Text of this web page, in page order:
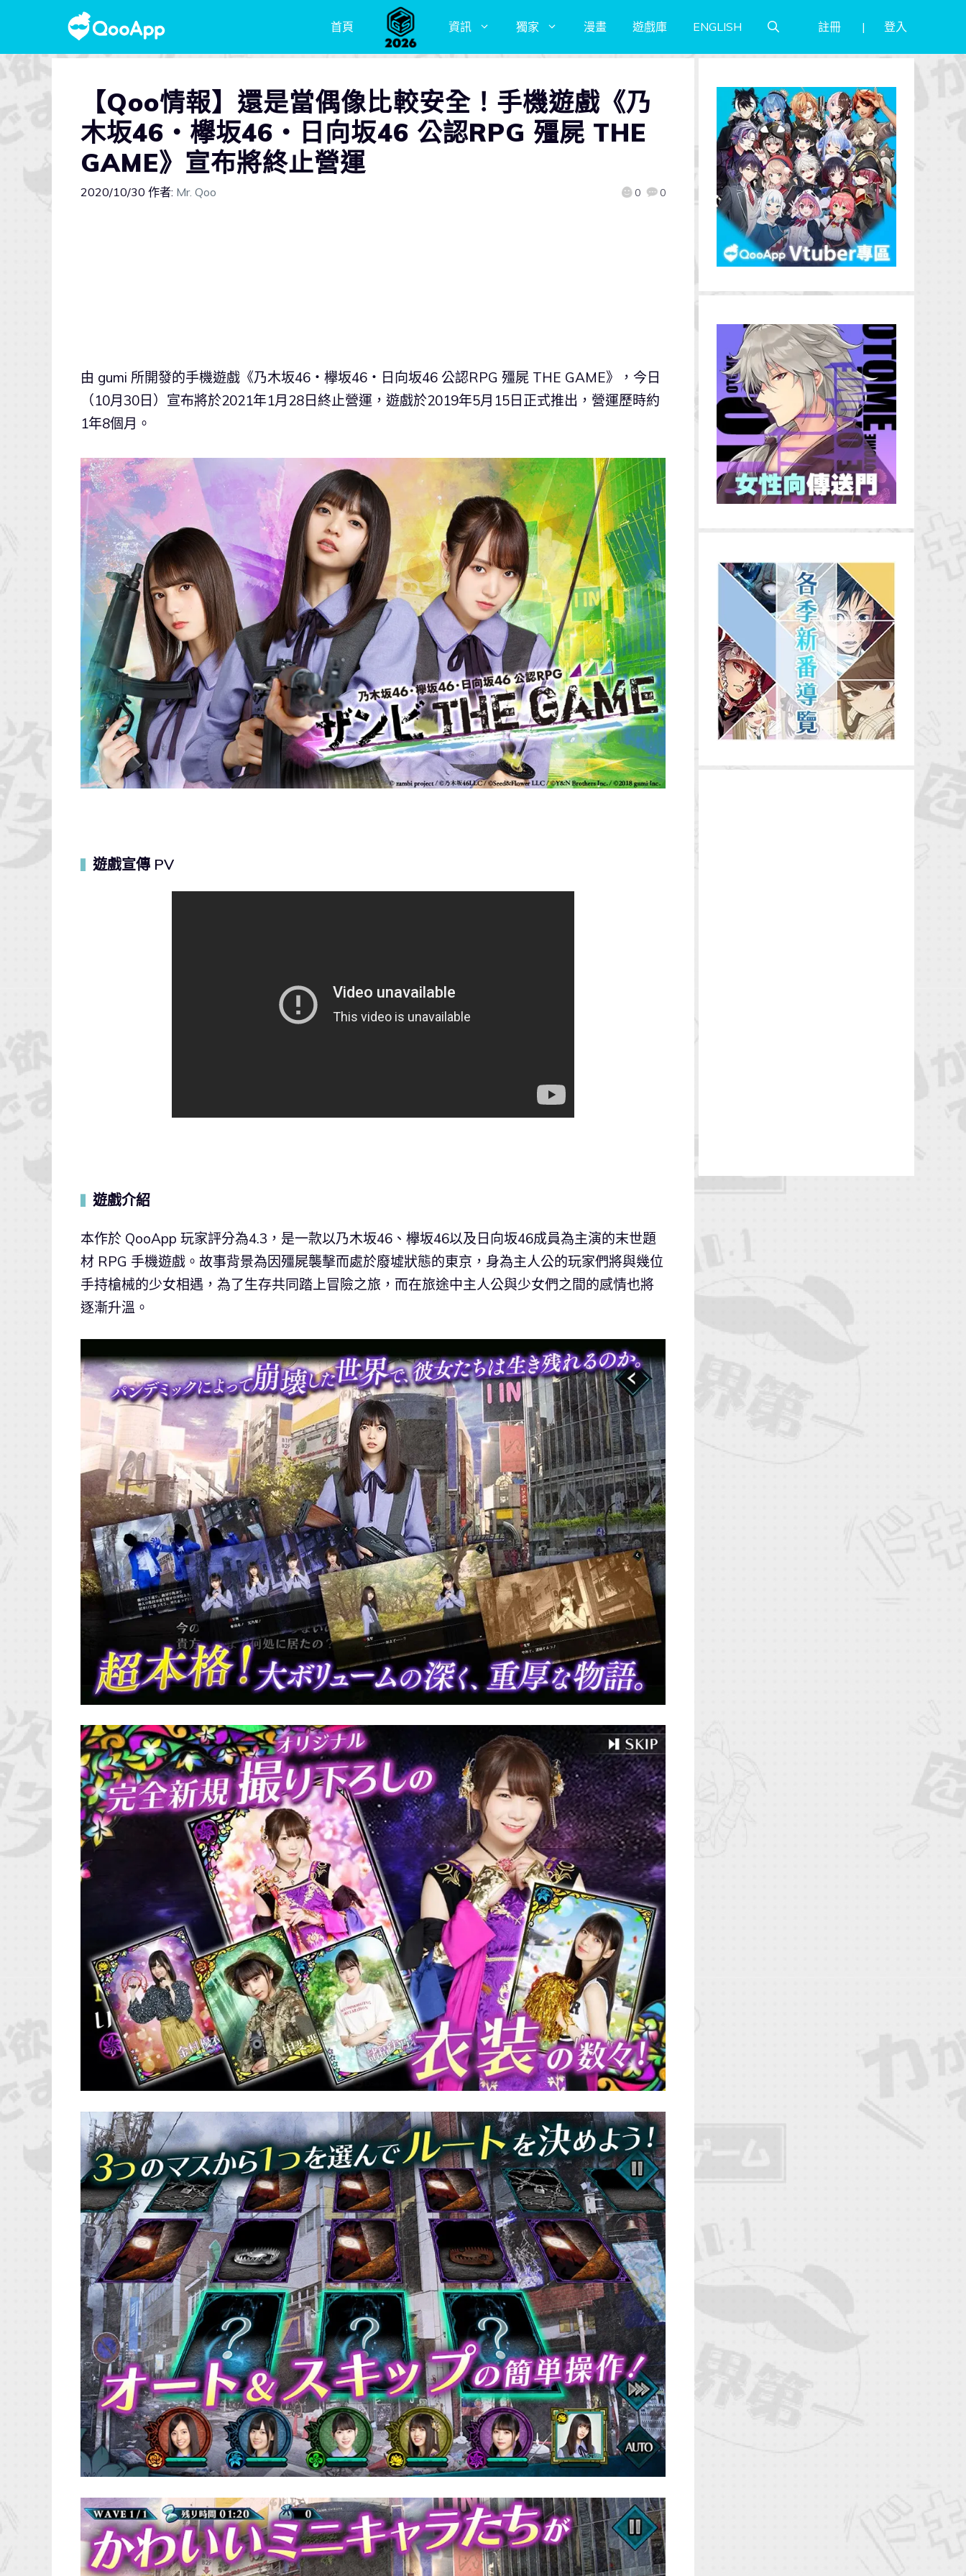
首頁 資訊 獨家 漫畫 遊戲庫 ENGLISH 註冊 登入
【Qoo情報】還是當偶像比較安全！手機遊戲《乃
木坂46・欅坂46・日向坂46 公認RPG 殭屍 THE
GAME》宣布將終止營運
2020/10/30 作者: Mr. Qoo 0 0
由 gumi 所開發的手機遊戲《乃木坂46・欅坂46・日向坂46 公認RPG 殭屍 THE GAME》，今日
（10月30日）宣布將於2021年1月28日終止營運，遊戲於2019年5月15日正式推出，營運歷時約
1年8個月。
遊戲宣傳 PV
遊戲介紹
本作於 QooApp 玩家評分為4.3，是一款以乃木坂46、欅坂46以及日向坂46成員為主演的末世題
材 RPG 手機遊戲。故事背景為因殭屍襲擊而處於廢墟狀態的東京，身為主人公的玩家們將與幾位
手持槍械的少女相遇，為了生存共同踏上冒險之旅，而在旅途中主人公與少女們之間的感情也將
逐漸升溫。